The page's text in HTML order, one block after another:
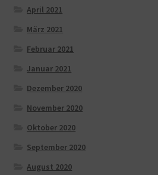
April 2021
März 2021
Februar 2021
Januar 2021
Dezember 2020
November 2020
Oktober 2020
September 2020
August 2020